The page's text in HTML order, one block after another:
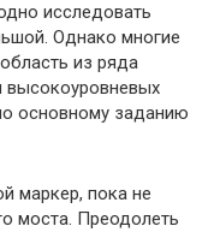
исследовать
Однако многие
из ряда
высокоуровневых
основному заданию
маркер, пока не
моста. Преодолеть